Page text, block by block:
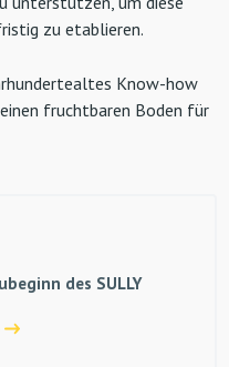
zu etablieren.
Know-how
fruchtbaren Boden für
des SULLY